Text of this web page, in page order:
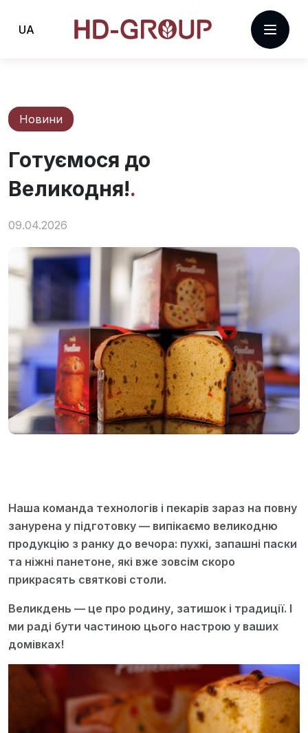
UA
Новини
Готуємося до
Великодня!
09.04.2026
Наша команда технологів і пекарів зараз на повну
занурена у підготовку — випікаємо великодню
продукцію з ранку до вечора: пухкі, запашні паски
та ніжні панетоне, які вже зовсім скоро
прикрасять святкові столи.
Великдень — це про родину, затишок і традиції. І
ми раді бути частиною цього настрою у ваших
домівках!